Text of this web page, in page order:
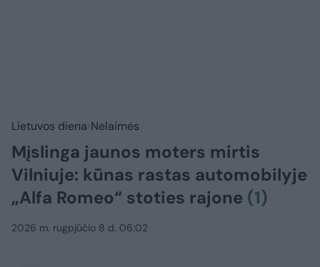
Lietuvos diena Nelaimės
Mįslinga jaunos moters mirtis
Vilniuje: kūnas rastas automobilyje
„Alfa Romeo“ stoties rajone (1)
2026 m. rugpjūčio 8 d. 06:02